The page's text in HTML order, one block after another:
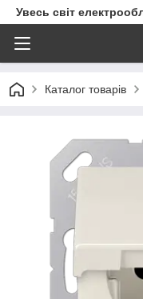
Увесь світ
Каталог товарів